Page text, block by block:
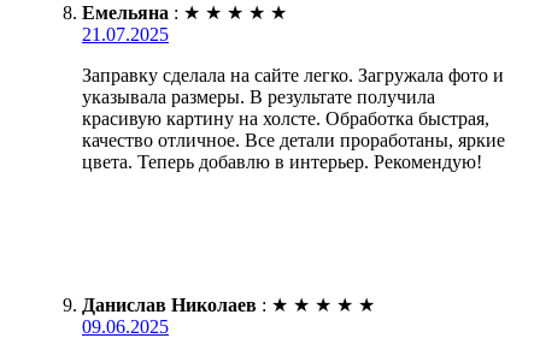
Емельяна : ★ ★ ★ ★ ★
21.07.2025
Заправку сделала на сайте легко. Загружала фото и
указывала размеры. В результате получила
красивую картину на холсте. Обработка быстрая,
качество отличное. Все детали проработаны, яркие
цвета. Теперь добавлю в интерьер. Рекомендую!
Данислав Николаев : ★ ★ ★ ★ ★
09.06.2025